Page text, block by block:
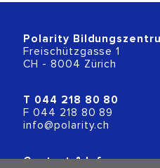
Polarity
Freischützgasse 1
CH - 8004 Zürich
T 044 218 80 80
F 044 218 80 89
info@polarity.ch
Contact & Info